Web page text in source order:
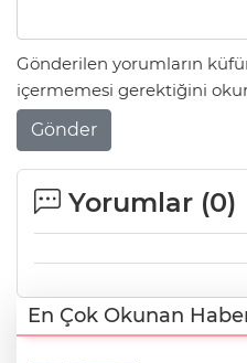
Gönderilen yorumların
içermemesi gerektiğini
Gönder
Yorumlar (0)
En Çok Okunan